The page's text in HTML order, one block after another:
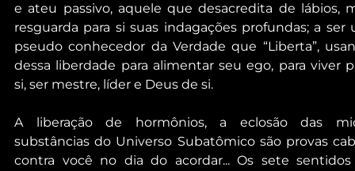
e ateu passivo, aquele que desacredita de lábios,
resguarda para si suas indagações profundas; a ser
pseudo conhecedor da Verdade que “Liberta”,
dessa liberdade para alimentar seu ego, para viver
si, ser mestre, líder e Deus de si.
A liberação de hormônios, a eclosão das
substâncias do Universo Subatômico são provas
contra você no dia do acordar... Os sete